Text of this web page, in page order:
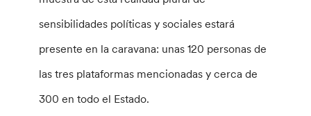
sensibilidades políticas y sociales estará
presente en la caravana: unas 120 personas de
las tres plataformas mencionadas y cerca de
300 en todo el Estado.